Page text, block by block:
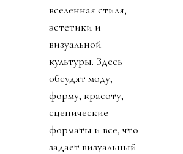
вселенная стиля,
эстетики и
визуальной
культуры. Здесь
обсудят моду,
форму, красоту,
сценические
форматы и все, что
задает визуальный